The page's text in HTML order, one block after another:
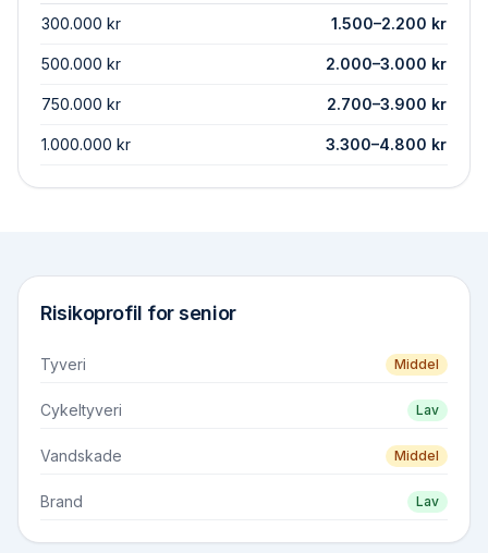
300.000 kr 1.500–2.200 kr
500.000 kr 2.000–3.000 kr
750.000 kr 2.700–3.900 kr
1.000.000 kr 3.300–4.800 kr
Risikoprofil forsenior
Tyveri Middel
Cykeltyveri Lav
Vandskade Middel
Brand Lav